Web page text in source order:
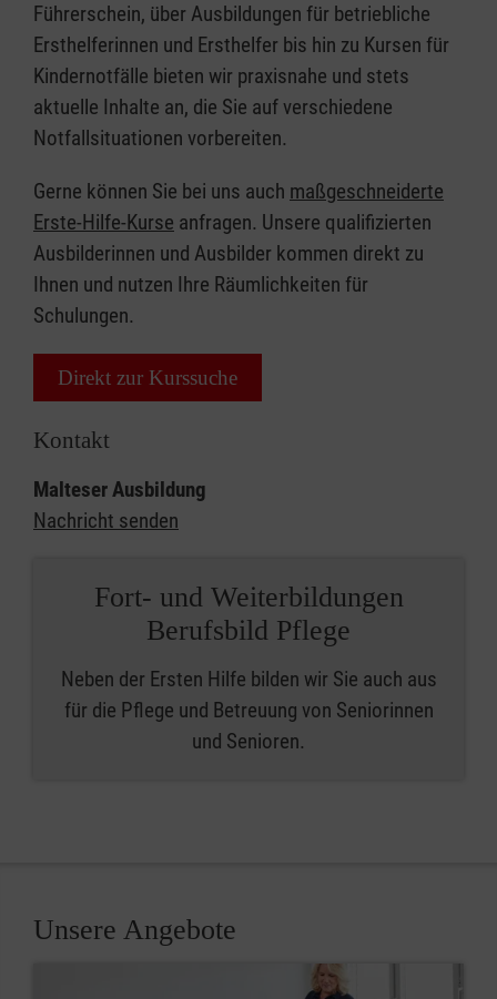
Führerschein, über Ausbildungen für betriebliche
Ersthelferinnen und Ersthelfer bis hin zu Kursen für
Kindernotfälle bieten wir praxisnahe und stets
aktuelle Inhalte an, die Sie auf verschiedene
Notfallsituationen vorbereiten.
Gerne können Sie bei uns auch maßgeschneiderte
Erste-Hilfe-Kurse anfragen. Unsere qualifizierten
Ausbilderinnen und Ausbilder kommen direkt zu
Ihnen und nutzen Ihre Räumlichkeiten für
Schulungen.
Direkt zur Kurssuche
Kontakt
Malteser Ausbildung
Nachricht senden
Fort- und Weiterbildungen
Berufsbild Pflege
Neben der Ersten Hilfe bilden wir Sie auch aus
für die Pflege und Betreuung von Seniorinnen
und Senioren.
Unsere Angebote